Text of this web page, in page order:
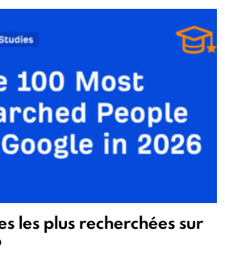
les plus recherchées sur